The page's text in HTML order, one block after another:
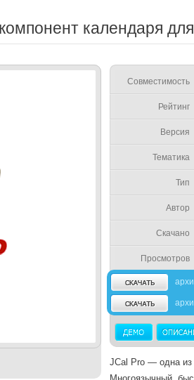
календаря
Совместимость
Рейтинг
Версия
Тематика
Тип
Автор
Скачано
Просмотров
JCal Pro — одна из